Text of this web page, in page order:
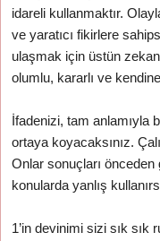
idareli kullanmaktır.
ve yaratıcı fikirlere
ulaşmak için üstün
olumlu, kararlı ve
İfadenizi, tam anlamıyla
ortaya koyacaksınız.
Onlar sonuçları
konularda yanlış
1’in devinimi sizi sık sık